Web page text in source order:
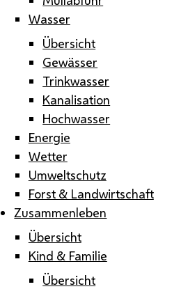
Wasser
Übersicht
Gewässer
Trinkwasser
Kanalisation
Hochwasser
Energie
Wetter
Umweltschutz
Forst & Landwirtschaft
Zusammenleben
Übersicht
Kind & Familie
Übersicht